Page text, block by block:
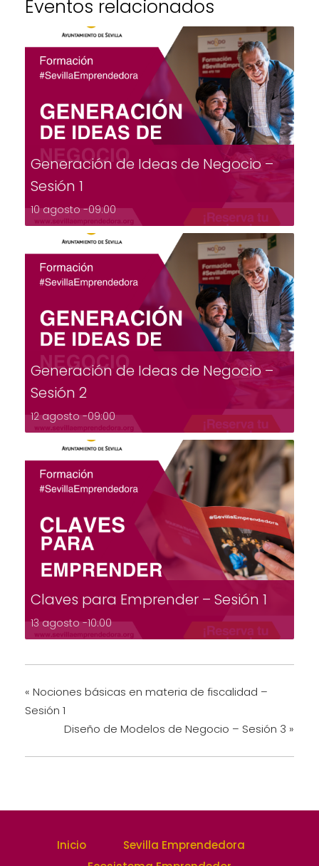
Eventos relacionados
Generación de Ideas de Negocio –
Sesión 1
10 agosto -09:00
Generación de Ideas de Negocio –
Sesión 2
12 agosto -09:00
Claves para Emprender – Sesión 1
13 agosto -10:00
« Nociones básicas en materia de fiscalidad –
Sesión 1
Diseño de Modelos de Negocio – Sesión 3 »
Inicio
Sevilla Emprendedora